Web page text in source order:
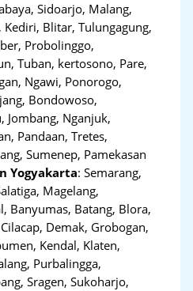
Sidoarjo, Malang,
Kediri, Blitar, Tulungagung,
Probolinggo,
Tuban, kertosono, Pare,
Ngawi, Ponorogo,
Bondowoso,
Jombang, Nganjuk,
Pandaan, Tretes,
Sumenep, Pamekasan
Yogyakarta:Semarang,
Magelang,
Banyumas, Batang, Blora,
Demak, Grobogan,
Kendal, Klaten,
Purbalingga,
Sragen, Sukoharjo,